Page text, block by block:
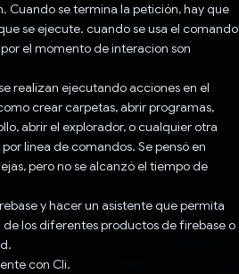
Cuando se termina la petición, hay que
se ejecute. cuando se usa el comando
el momento de interacion son
realizan ejecutando acciones en el
crear carpetas, abrir programas,
abrir el explorador, o cualquier otra
línea de comandos. Se pensó en
pero no se alcanzó el tiempo de
y hacer un asistente que permita
los diferentes productos de firebase o
con Cli.